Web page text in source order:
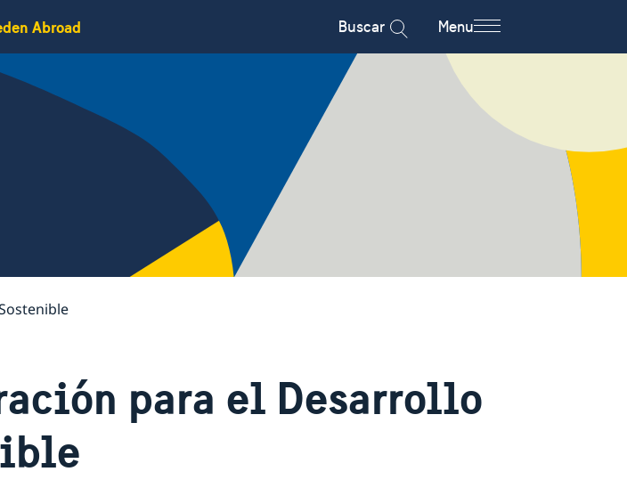
Abroad Buscar Menu
para el Desarrollo